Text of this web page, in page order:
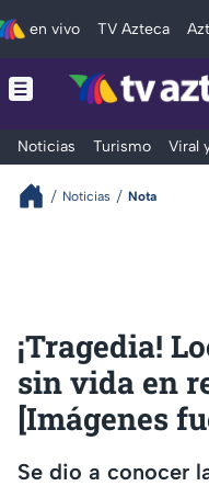
en vivo TV Azteca
Noticias Turismo Viral
Noticias Nota
¡Tragedia!
sin vida en
[Imágenes
Se dio a conocer